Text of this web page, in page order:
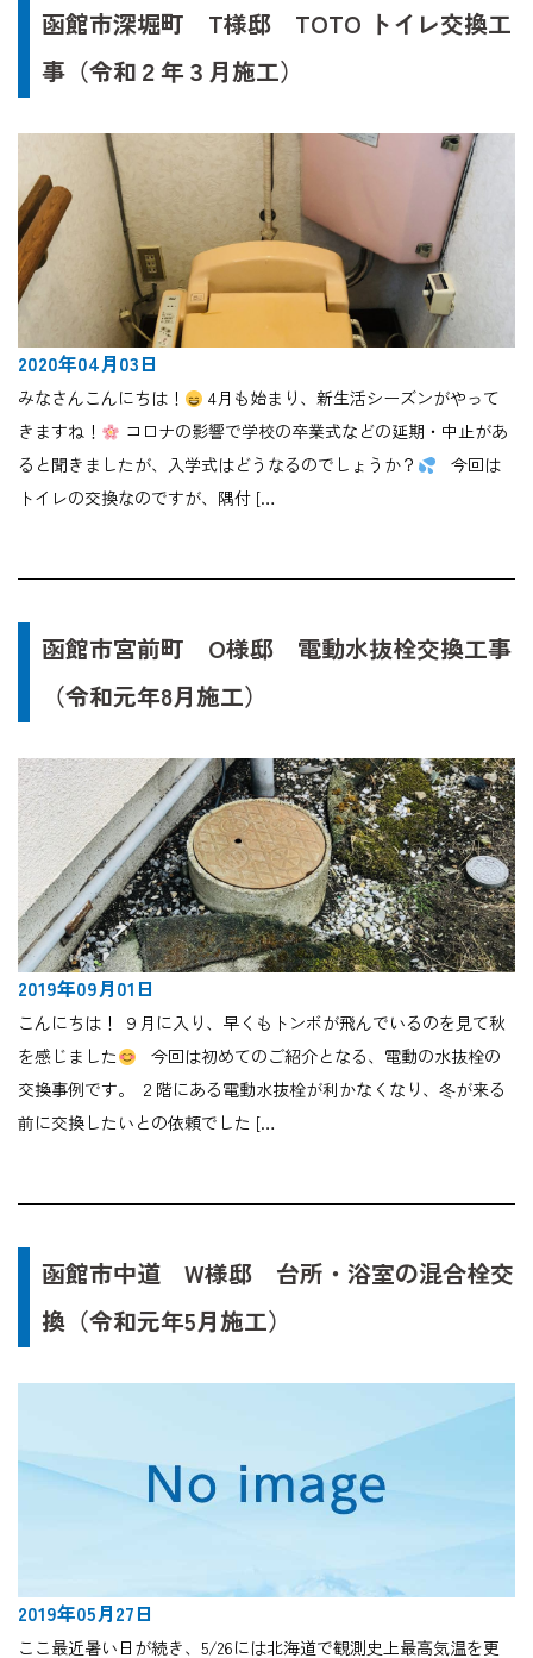
函館市深堀町 T様邸 TOTO トイレ交換工
事（令和２年３月施工）
2020年04月03日
みなさんこんにちは！
4月も始まり、新生活シーズンがやって
きますね！
コロナの影響で学校の卒業式などの延期・中止があ
ると聞きましたが、入学式はどうなるのでしょうか？
今回は
トイレの交換なのですが、隅付 […
函館市宮前町 O様邸 電動水抜栓交換工事
（令和元年8月施工）
2019年09月01日
こんにちは！ ９月に入り、早くもトンボが飛んでいるのを見て秋
を感じました
今回は初めてのご紹介となる、電動の水抜栓の
交換事例です。 ２階にある電動水抜栓が利かなくなり、冬が来る
前に交換したいとの依頼でした […
函館市中道 W様邸 台所・浴室の混合栓交
換（令和元年5月施工）
2019年05月27日
ここ最近暑い日が続き、5/26には北海道で観測史上最高気温を更